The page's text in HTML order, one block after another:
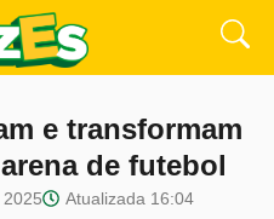
e transformam
de futebol
Atualizada 16:04